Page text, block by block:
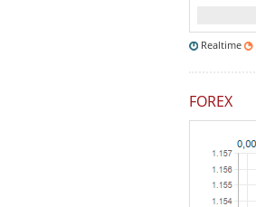
Realtime
FOREX